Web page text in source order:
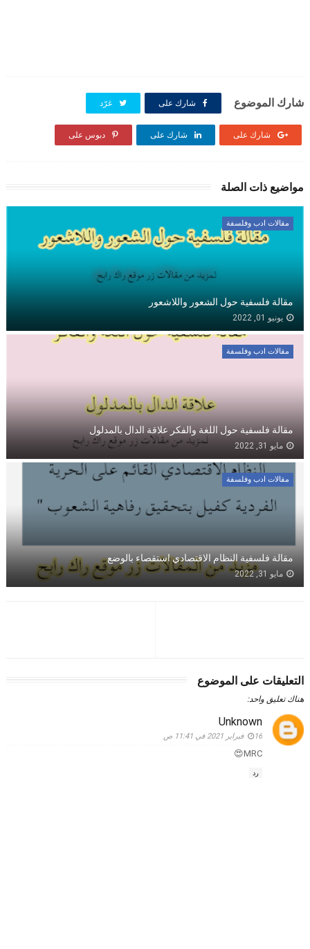
شارك الموضوع شارك على غرّد
شارك على شارك على دبوس على
مواضيع ذات الصلة
مقالات ادب وفلسفة
مقالة فلسفية حول الشعور واللاشعور
يونيو 01, 2022
مقالات ادب وفلسفة
مقالة فلسفية حول اللغة والفكر علاقة الدال بالمدلول
مايو 31, 2022
مقالات ادب وفلسفة
مقالة فلسفية النظام الاقتصادي استقصاء بالوضع
مايو 31, 2022
التعليقات على الموضوع
هناك تعليق واحد:
Unknown
16 فبراير 2021 في 11:41 ص
MRC😍
رد